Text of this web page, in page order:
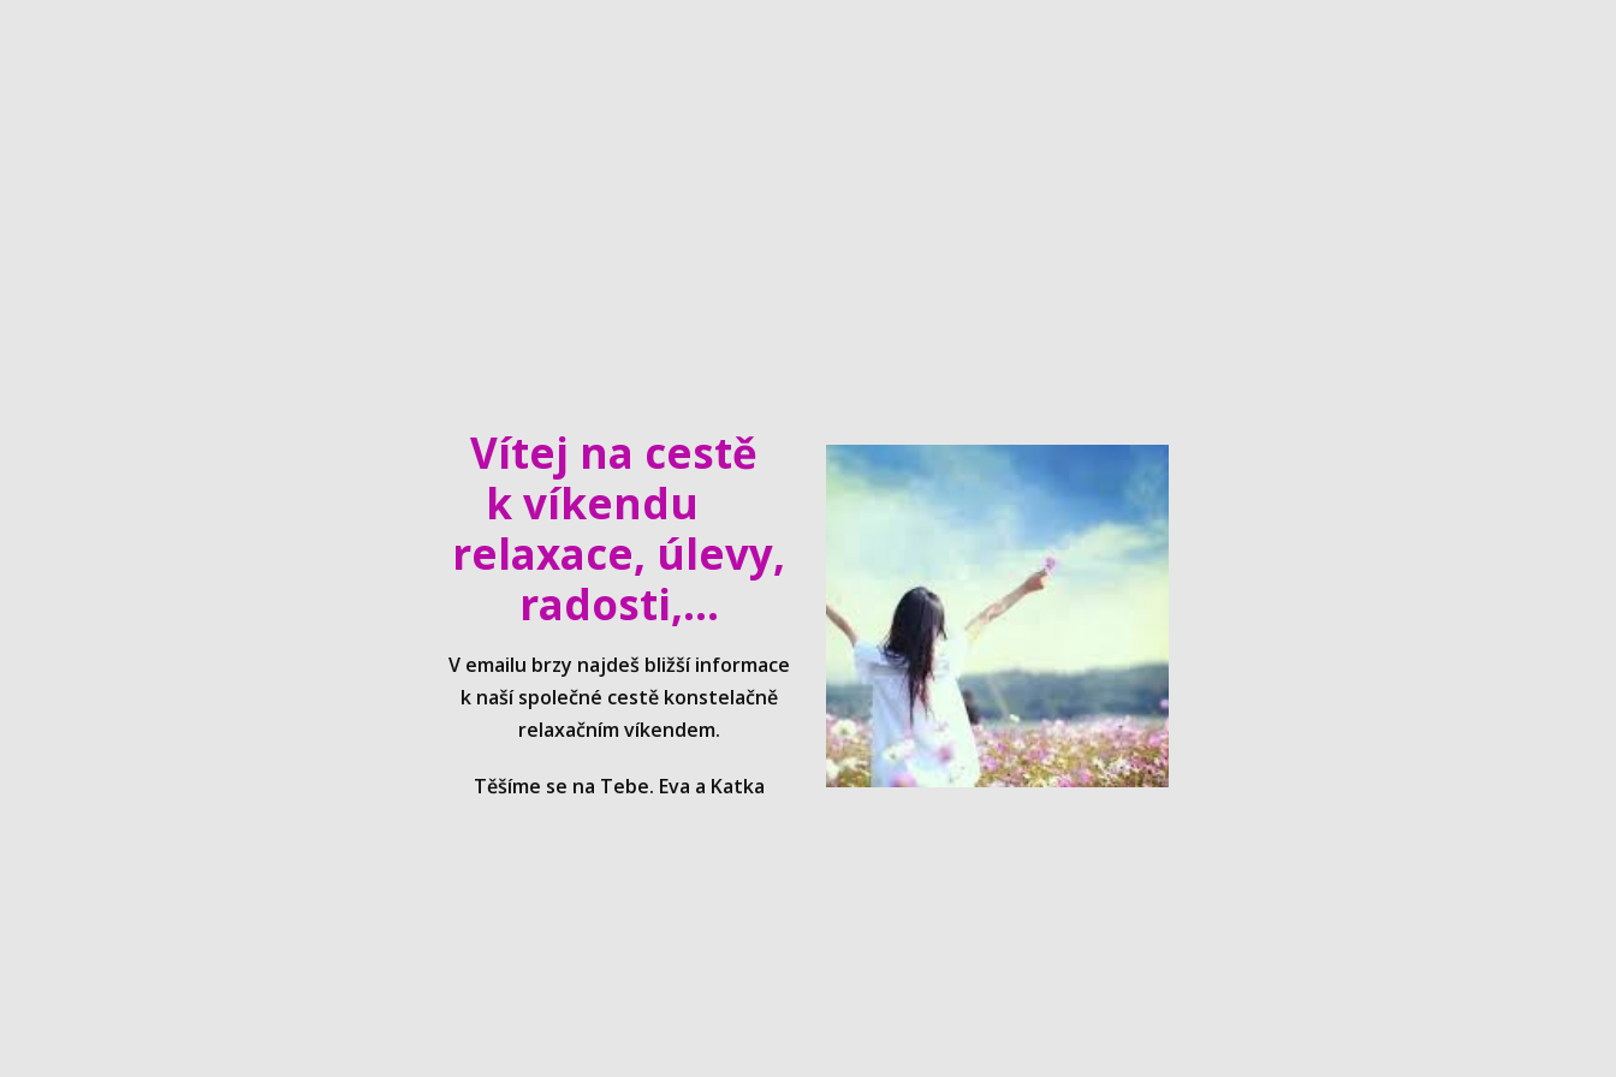
Vítej na cestě
k víkendu
relaxace, úlevy,
radosti,...
V emailu brzy najdeš bližší informace
k naší společné cestě konstelačně
relaxačním víkendem.
Těšíme se na Tebe. Eva a Katka